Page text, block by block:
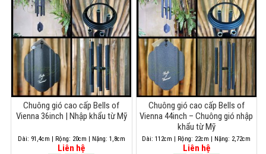
Chuông gió cao cấp Bells of
Vienna 36inch | Nhập khẩu từ Mỹ
Dài: 91,4cm | Rộng: 20cm | Nặng: 1,8cm
Liên hệ
Chuông gió cao cấp Bells of
Vienna 44inch – Chuông gió nhập
khẩu từ Mỹ
Dài: 112cm | Rộng: 22cm | Nặng: 2,72cm
Liên hệ